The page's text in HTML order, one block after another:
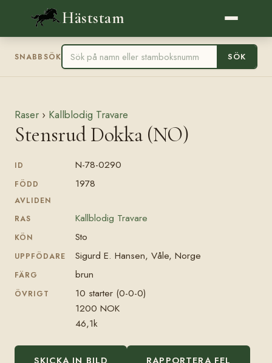
Häststam
SNABBSÖK SÖK
Raser › Kallblodig Travare
Stensrud Dokka (NO)
ID N-78-0290
FÖDD 1978
AVLIDEN
RAS
Kallblodig Travare
KÖN Sto
UPPFÖDARE Sigurd E. Hansen, Våle, Norge
FÄRG brun
ÖVRIGT
10 starter (0-0-0)
1200 NOK
46,1k
SKICKA IN BILD RAPPORTERA FEL